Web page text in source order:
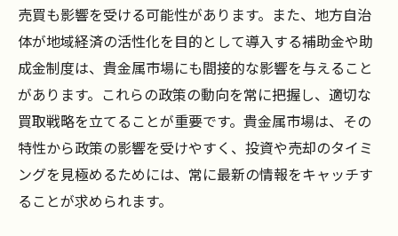
売買も影響を受ける可能性があります。また、地方自治
体が地域経済の活性化を目的として導入する補助金や助
成金制度は、貴金属市場にも間接的な影響を与えること
があります。これらの政策の動向を常に把握し、適切な
買取戦略を立てることが重要です。貴金属市場は、その
特性から政策の影響を受けやすく、投資や売却のタイミ
ングを見極めるためには、常に最新の情報をキャッチす
ることが求められます。